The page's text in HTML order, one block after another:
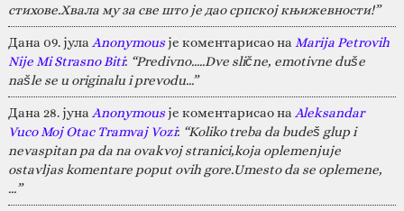
стихове.Хвала му за све што је дао српској књижевности!”
Дана 09. јула Anonymousје коментарисао на Marija Petrovih
Nije Mi Strasno Biti: “Predivno.....Dve slične, emotivne duše
našle se u originalu i prevodu...”
Дана 28. јуна Anonymousје коментарисао на Aleksandar
Vuco Moj Otac Tramvaj Vozi: “Koliko treba da budeš glup i
nevaspitan pa da na ovakvoj stranici,koja oplemenjuje
ostavljas komentare poput ovih gore.Umesto da se oplemene,
…”